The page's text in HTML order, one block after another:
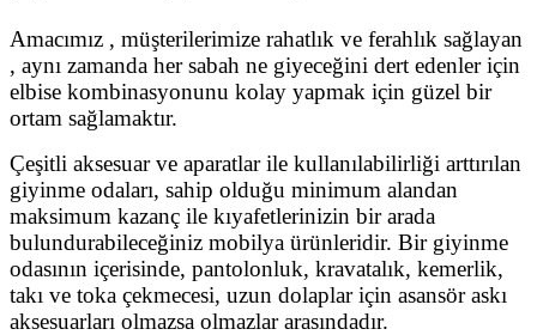
Amacımız , müşterilerimize rahatlık ve ferahlık sağlayan
, aynı zamanda her sabah ne giyeceğini dert edenler için
elbise kombinasyonunu kolay yapmak için güzel bir
ortam sağlamaktır.
Çeşitli aksesuar ve aparatlar ile kullanılabilirliği arttırılan
giyinme odaları, sahip olduğu minimum alandan
maksimum kazanç ile kıyafetlerinizin bir arada
bulundurabileceğiniz mobilya ürünleridir. Bir giyinme
odasının içerisinde, pantolonluk, kravatalık, kemerlik,
takı ve toka çekmecesi, uzun dolaplar için asansör askı
aksesuarları olmazsa olmazlar arasındadır.